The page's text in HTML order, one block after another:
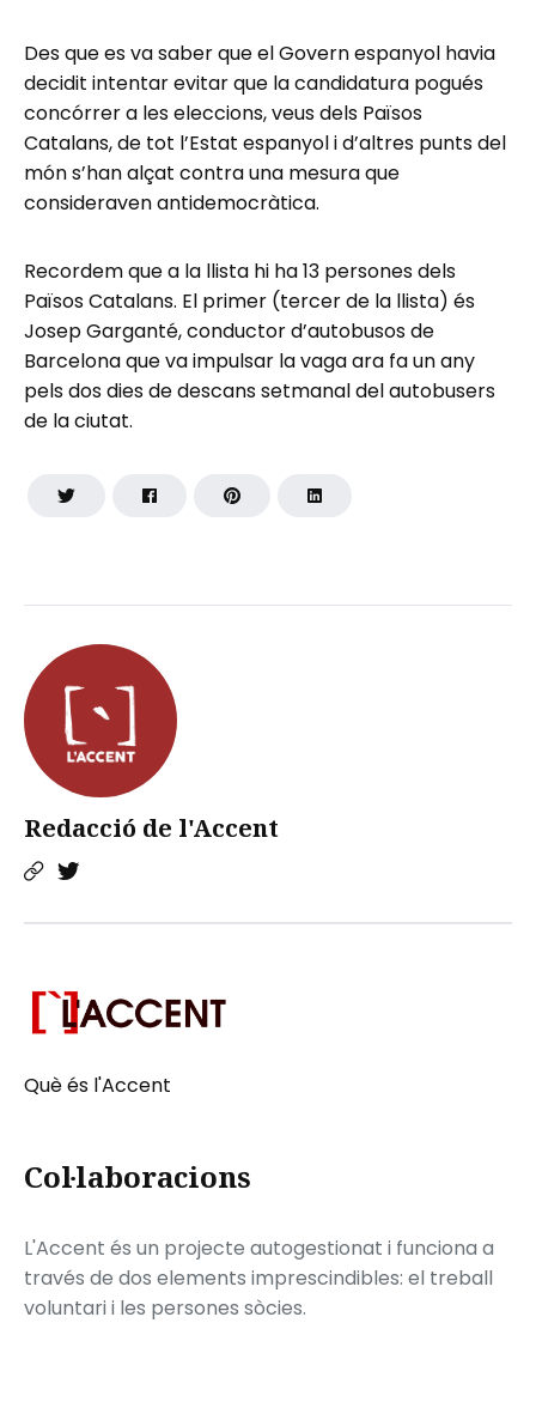
Redacció de l'Accent
Des que es va saber que el Govern espanyol havia
decidit intentar evitar que la candidatura pogués
concórrer a les eleccions, veus dels Països
Catalans, de tot l’Estat espanyol i d’altres punts del
món s’han alçat contra una mesura que
consideraven antidemocràtica.
Recordem que a la llista hi ha 13 persones dels
Països Catalans. El primer (tercer de la llista) és
Josep Garganté, conductor d’autobusos de
Barcelona que va impulsar la vaga ara fa un any
pels dos dies de descans setmanal del autobusers
de la ciutat.
Què és l'Accent
Col·laboracions
L'Accent és un projecte autogestionat i funciona a
través de dos elements imprescindibles: el treball
voluntari i les persones sòcies.